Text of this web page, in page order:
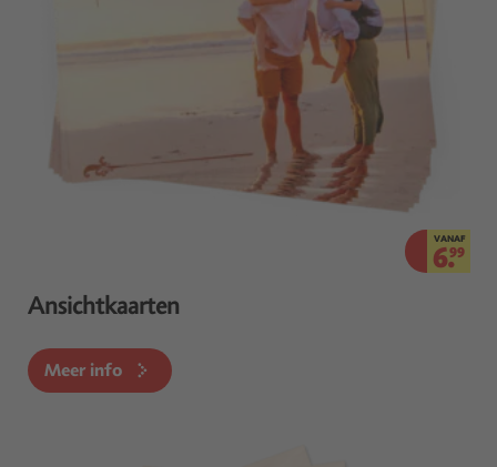
VANAF
6.99
Ansichtkaarten
Meer info